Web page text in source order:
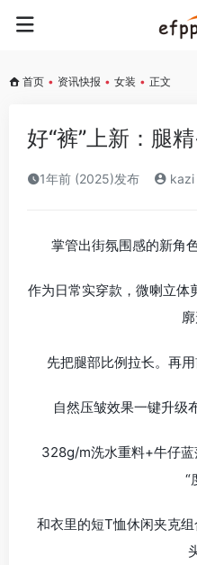
首页 • 资讯快报 • 女装 • 正文
好“裤”上新：腿
1年前 (2025)发布 kazi
掌管出街氛围感的新角
作为日常实穿款，微喇立体
廓
先把腿部比例拉长。再
自然压皱效果一键升级
328g/m洗水重料+牛仔
“
和衣里的短T恤休闲夹克